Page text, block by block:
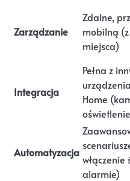
Zarządzanie
Zdalne,
mobilną
miejsca)
Integracja
Pełna z
Home
Automatyzacja
włączenie
alarmie)